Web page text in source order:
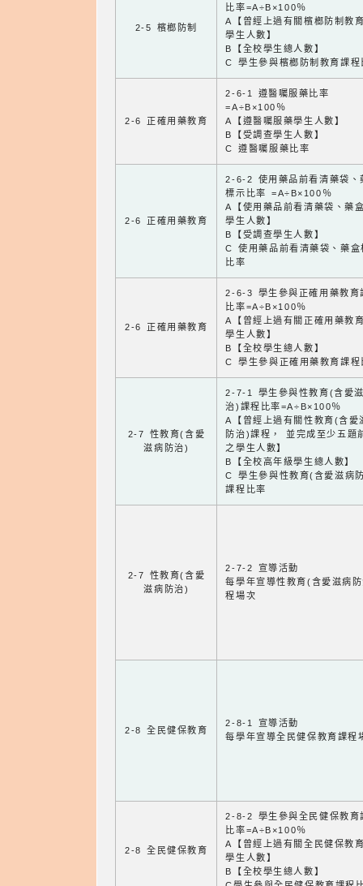
2-5 檳榔防制
比率=A÷B×100％
A【曾經上過有關檳榔防制教
學生人數】
B【全校學生總人數】
C 學生參與檳榔防制教育課程
2-6 正確用藥教育
2-6-1 遵醫囑服藥比率
=A÷B×100％
A【遵醫囑服藥學生人數】
B【受調查學生人數】
C 遵醫囑服藥比率
2-6 正確用藥教育
2-6-2 使用藥品前看清藥袋、
標示比率 =A÷B×100％
A【使用藥品前看清藥袋、藥
學生人數】
B【受調查學生人數】
C 使用藥品前看清藥袋、藥盒
比率
2-6 正確用藥教育
2-6-3 學生參與正確用藥教育
比率=A÷B×100％
A【曾經上過有關正確用藥教
學生人數】
B【全校學生總人數】
C 學生參與正確用藥教育課程
2-7 性教育(含愛
滋病防治)
2-7-1 學生參與性教育(含愛
治)課程比率=A÷B×100％
A【曾經上過有關性教育(含愛
防治)課程， 並完成至少五題
之學生人數】
B【全校高年級學生總人數】
C 學生參與性教育(含愛滋病
課程比率
2-7 性教育(含愛
滋病防治)
2-7-2 宣導活動
每學年宣導性教育(含愛滋病
程場次
2-8 全民健保教育
2-8-1 宣導活動
每學年宣導全民健保教育課程
2-8 全民健保教育
2-8-2 學生參與全民健保教育
比率=A÷B×100％
A【曾經上過有關全民健保教
學生人數】
B【全校學生總人數】